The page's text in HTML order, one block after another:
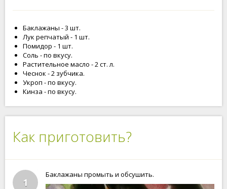
Баклажаны - 3 шт.
Лук репчатый - 1 шт.
Помидор - 1 шт.
Соль - по вкусу.
Растительное масло - 2 ст. л.
Чеснок - 2 зубчика.
Укроп - по вкусу.
Кинза - по вкусу.
Как приготовить?
1
Баклажаны промыть и обсушить.